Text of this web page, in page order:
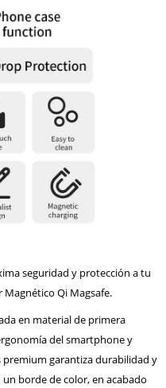
seguridad y protección a tu
Qi Magsafe.
en material de primera
del smartphone y
premium garantiza durabilidad y
borde de color, en acabado